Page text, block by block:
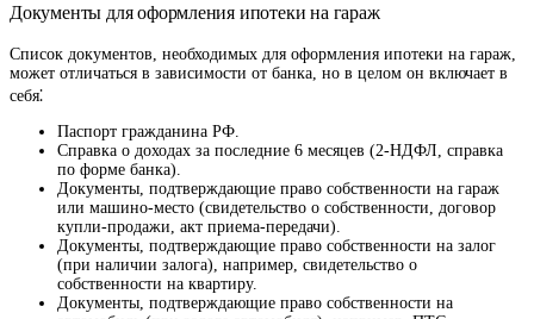
Документы для оформления ипотеки на гараж
Список документов, необходимых для оформления ипотеки на гараж,
может отличаться в зависимости от банка, но в целом он включает в
себя⁚
Паспорт гражданина РФ.
Справка о доходах за последние 6 месяцев (2-НДФЛ, справка
по форме банка).
Документы, подтверждающие право собственности на гараж
или машино-место (свидетельство о собственности, договор
купли-продажи, акт приема-передачи).
Документы, подтверждающие право собственности на залог
(при наличии залога), например, свидетельство о
собственности на квартиру.
Документы, подтверждающие право собственности на